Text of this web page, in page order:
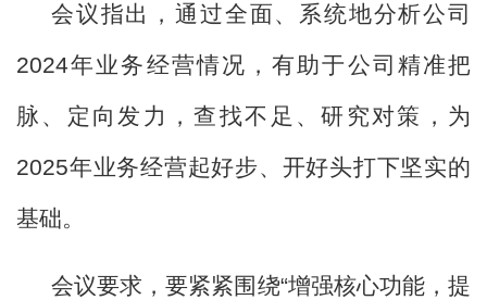
会议指出，通过全面、系统地分析公司
2024年业务经营情况，有助于公司精准把
脉、定向发力 ，查找不足 、研究对策，为
2025年业务经营起好步、开好头打下坚实的
基础。
会议要求，要紧紧围绕“增强核心功能，提